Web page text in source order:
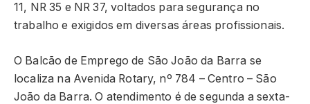
11, NR 35 e NR 37, voltados para segurança no
trabalho e exigidos em diversas áreas profissionais.
O Balcão de Emprego de São João da Barra se
localiza na Avenida Rotary, nº 784 – Centro – São
João da Barra. O atendimento é de segunda a sexta-